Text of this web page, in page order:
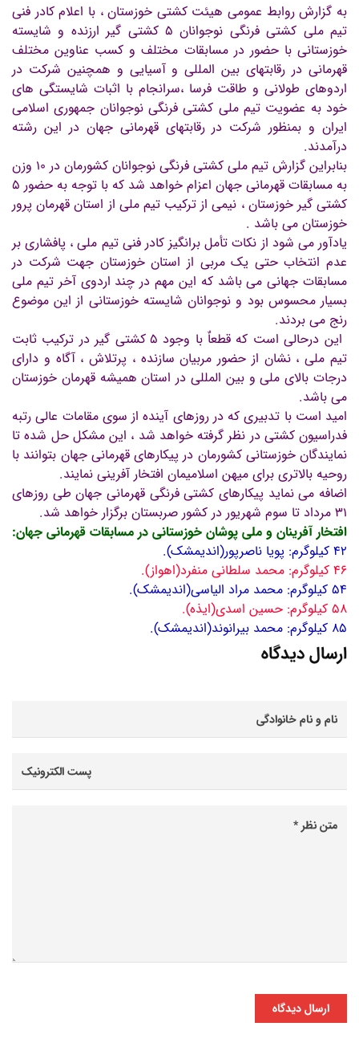
به گزارش روابط عمومی هیئت کشتی خوزستان ، با اعلام کادر فنی
تیم ملی کشتی فرنگی نوجوانان 5 کشتی گیر ارزنده و شایسته
خوزستانی با حضور در مسابقات مختلف و کسب عناوین مختلف
قهرمانی در رقابتهای بین المللی و آسیایی و همچنین شرکت در
اردوهای طولانی و طاقت فرسا ،سرانجام با اثبات شایستگی های
خود به عضویت تیم ملی کشتی فرنگی نوجوانان جمهوری اسلامی
ایران و بمنظور شرکت در رقابتهای قهرمانی جهان در این رشته
درآمدند.
بنابراین گزارش تیم ملی کشتی فرنگی نوجوانان کشورمان در 10 وزن
به مسابقات قهرمانی جهان اعزام خواهد شد که با توجه به حضور 5
کشتی گیر خوزستان ، نیمی از ترکیب تیم ملی از استان قهرمان پرور
خوزستان می باشد .
یادآور می شود از نکات تأمل برانگیز کادر فنی تیم ملی ، پافشاری بر
عدم انتخاب حتی یک مربی از استان خوزستان جهت شرکت در
مسابقات جهانی می باشد که این مهم در چند اردوی آخر تیم ملی
بسیار محسوس بود و نوجوانان شایسته خوزستانی از این موضوع
رنج می بردند.
این درحالی است که قطعاٌ با وجود 5 کشتی گیر در ترکیب ثابت
تیم ملی ، نشان از حضور مربیان سازنده ، پرتلاش ، آگاه و دارای
درجات بالای ملی و بین المللی در استان همیشه قهرمان خوزستان
می باشد.
امید است با تدبیری که در روزهای آینده از سوی مقامات عالی رتبه
فدراسیون کشتی در نظر گرفته خواهد شد ، این مشکل حل شده تا
نمایندگان خوزستانی کشورمان در پیکارهای قهرمانی جهان بتوانند با
روحیه بالاتری برای میهن اسلامیمان افتخار آفرینی نمایند.
اضافه می نماید پیکارهای کشتی فرنگی قهرمانی جهان طی روزهای
31 مرداد تا سوم شهریور در کشور صربستان برگزار خواهد شد.
افتخار آفرینان و ملی پوشان خوزستانی در مسابقات قهرمانی جهان:
42 کیلوگرم: پویا ناصرپور(اندیمشک).
46 کیلوگرم: محمد سلطانی منفرد(اهوا
ز).
54 کیلوگرم: محمد مراد الیاسی(اندیمشک).
58 کیلوگرم: حسین اسدی(ایذه).
85 کیلوگرم: محمد بیرانوند(اندیمشک).
ارسال دیدگاه
ارسال دیدگاه